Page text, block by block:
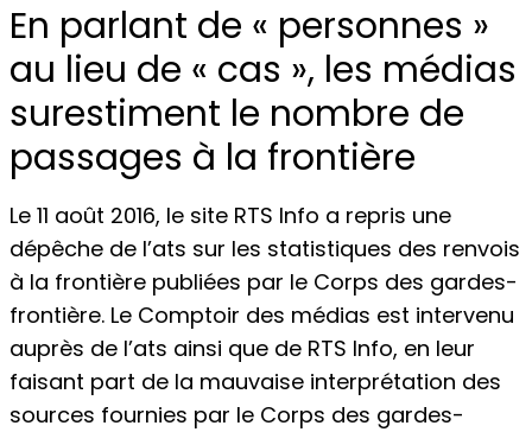
En parlant de « personnes »
au lieu de « cas », les médias
surestiment le nombre de
passages à la frontière
Le 11 août 2016, le site RTS Info a repris une
dépêche de l’ats sur les statistiques des renvois
à la frontière publiées par le Corps des gardes-
frontière. Le Comptoir des médias est intervenu
auprès de l’ats ainsi que de RTS Info, en leur
faisant part de la mauvaise interprétation des
sources fournies par le Corps des gardes-